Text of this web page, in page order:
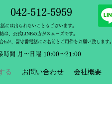
042-512-5959
時間 月～日曜 10:00～21:00
話には出られないこともございます。
は、公式LINEの方がスムーズです。
hが、留守番電話にお名前とご用件をお願い致します。
る お問い合わせ 会社概要